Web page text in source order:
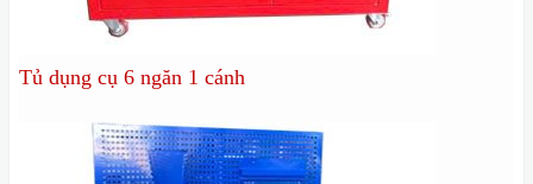
Tủ dụng cụ 6 ngăn 1 cánh